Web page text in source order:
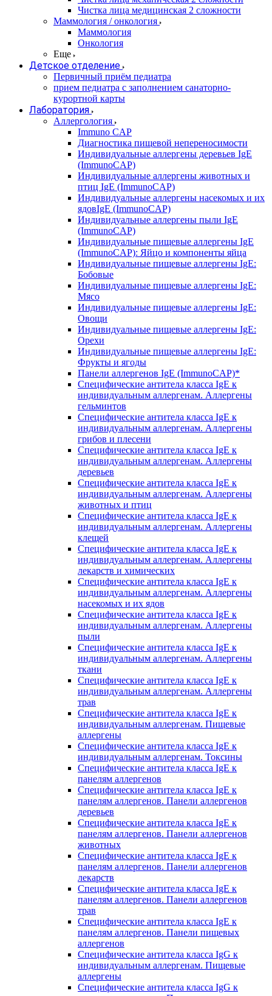
Чистка лица медицинская 2 сложности
Маммология / онкология
Маммология
Онкология
Еще
Детское отделение
Первичный приём педиатра
прием педиатра с заполнением санаторно-
курортной карты
Лаборатория
Аллергология
Immuno CAP
Диагностика пищевой непереносимости
Индивидуальные аллергены деревьев IgE
(ImmunoCAP)
Индивидуальные аллергены животных и
птиц IgE (ImmunoCAP)
Индивидуальные аллергены насекомых и их
ядовIgE (ImmunoCAP)
Индивидуальные аллергены пыли IgE
(ImmunoCAP)
Индивидуальные пищевые аллергены IgE
(ImmunoCAP): Яйцо и компоненты яйца
Индивидуальные пищевые аллергены IgE:
Бобовые
Индивидуальные пищевые аллергены IgE:
Мясо
Индивидуальные пищевые аллергены IgE:
Овощи
Индивидуальные пищевые аллергены IgE:
Орехи
Индивидуальные пищевые аллергены IgE:
Фрукты и ягоды
Панели аллергенов IgE (ImmunoCAP)*
Специфические антитела класса IgE к
индивидуальным аллергенам. Аллергены
гельминтов
Специфические антитела класса IgE к
индивидуальным аллергенам. Аллергены
грибов и плесени
Специфические антитела класса IgE к
индивидуальным аллергенам. Аллергены
деревьев
Специфические антитела класса IgE к
индивидуальным аллергенам. Аллергены
животных и птиц
Специфические антитела класса IgE к
индивидуальным аллергенам. Аллергены
клещей
Специфические антитела класса IgE к
индивидуальным аллергенам. Аллергены
лекарств и химических
Специфические антитела класса IgE к
индивидуальным аллергенам. Аллергены
насекомых и их ядов
Специфические антитела класса IgE к
индивидуальным аллергенам. Аллергены
пыли
Специфические антитела класса IgE к
индивидуальным аллергенам. Аллергены
ткани
Специфические антитела класса IgE к
индивидуальным аллергенам. Аллергены
трав
Специфические антитела класса IgE к
индивидуальным аллергенам. Пищевые
аллергены
Специфические антитела класса IgE к
индивидуальным аллергенам. Токсины
Специфические антитела класса IgE к
панелям аллергенов
Специфические антитела класса IgE к
панелям аллергенов. Панели аллергенов
деревьев
Специфические антитела класса IgE к
панелям аллергенов. Панели аллергенов
животных
Специфические антитела класса IgE к
панелям аллергенов. Панели аллергенов
лекарств
Специфические антитела класса IgE к
панелям аллергенов. Панели аллергенов
трав
Специфические антитела класса IgE к
панелям аллергенов. Панели пищевых
аллергенов
Специфические антитела класса IgG к
индивидуальным аллергенам. Пищевые
аллергены
Специфические антитела класса IgG к